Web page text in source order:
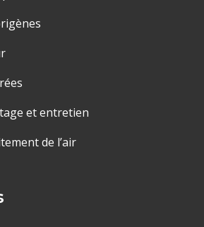
et entretien
de l’air